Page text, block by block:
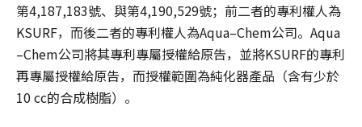
第4,187,183號、與第4,190,529號；前二者的專利權人為
KSURF，而後二者的專利權人為Aqua–Chem公司。Aqua
–Chem公司將其專利專屬授權給原告，並將KSURF的專利
再專屬授權給原告，而授權範圍為純化器產品（含有少於
10 cc的合成樹脂）。